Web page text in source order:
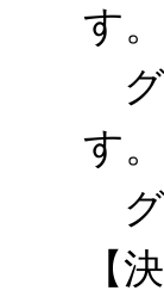
す。
グ
す。
グ
【